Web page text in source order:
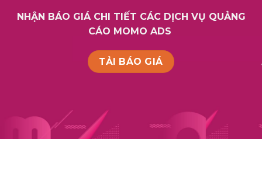
NHẬN BÁO GIÁ CHI TIẾT CÁC DỊCH VỤ QUẢNG
CÁO MOMO ADS
TẢI BÁO GIÁ